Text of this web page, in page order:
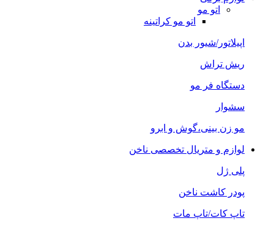
اتو مو
اتو مو کراتینه
اپیلاتور/شیور بدن
ریش تراش
دستگاه فر مو
سشوار
مو زن بینی،گوش و ابرو
لوازم و متریال تخصصی ناخن
پلی ژل
پودر کاشت ناخن
تاپ کات/تاپ مات